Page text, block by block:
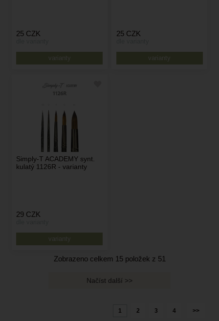
varianty
25 CZK
varianty
25 CZK
Simply-T ACADEMY synt.
kulatý 1126R - varianty
varianty
29 CZK
Zobrazeno celkem 15položek z 51
1 2 3 4 >>